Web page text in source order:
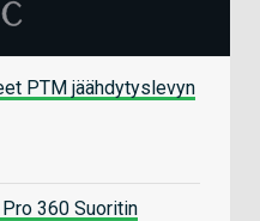
PTM jäähdytyslevyn
360 Suoritin